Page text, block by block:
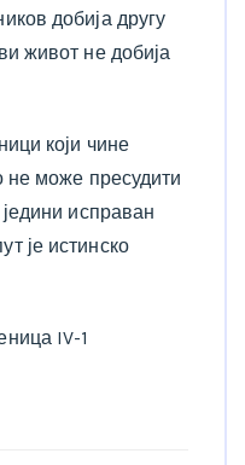
добија другу
живот не добија
који чине
не може пресудити
исправан
је истинско
IV-1